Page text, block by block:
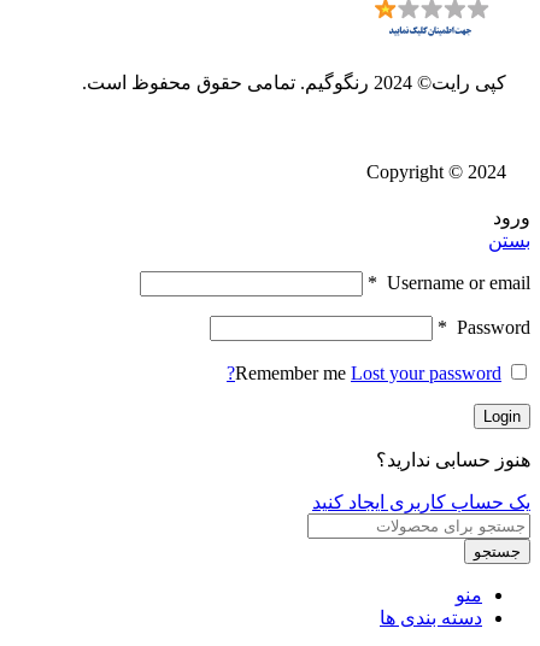
کپی رایت© 2024 رنگوگیم. تمامی حقوق محفوظ است.
Copyright © 2024
ورود
بستن
Username or email
*
Password
*
Remember me Lost your password?
Login
هنوز حسابی ندارید؟
یک حساب کاربری ایجاد کنید
جستجو
منو
دسته بندی ها